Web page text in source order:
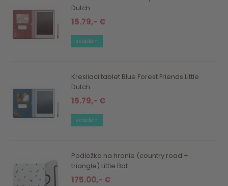
Dutch
15.79,- €
skladom
Kresliaci tablet Blue Forest Friends Little
Dutch
15.79,- €
skladom
Podložka na hranie (country road +
triangle) Little Bot
175.00,- €